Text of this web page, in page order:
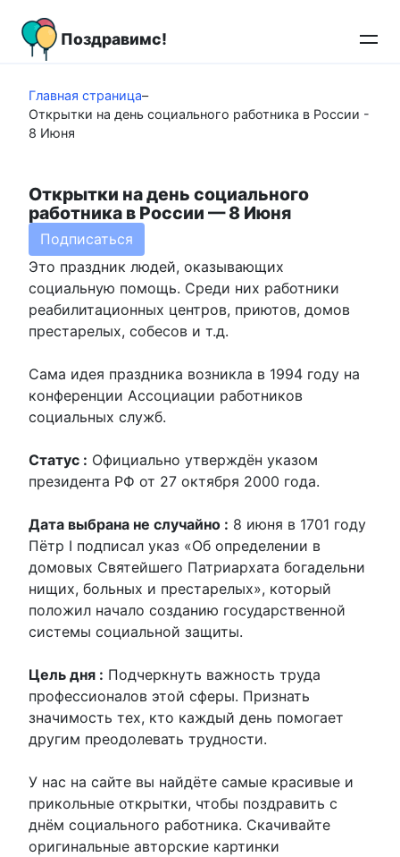
контенту
Поздравимс!
Главная страница–
Открытки на день социального работника в России -
8 Июня
Открытки на день социального
работника в России — 8 Июня
Подписаться
Это праздник людей, оказывающих
социальную помощь. Среди них работники
реабилитационных центров, приютов, домов
престарелых, собесов и т.д.
Сама идея праздника возникла в 1994 году на
конференции Ассоциации работников
социальных служб.
Статус : Официально утверждён указом
президента РФ от 27 октября 2000 года.
Дата выбрана не случайно : 8 июня в 1701 году
Пётр I подписал указ «Об определении в
домовых Святейшего Патриархата богадельни
нищих, больных и престарелых», который
положил начало созданию государственной
системы социальной защиты.
Цель дня : Подчеркнуть важность труда
профессионалов этой сферы. Признать
значимость тех, кто каждый день помогает
другим преодолевать трудности.
У нас на сайте вы найдёте самые красивые и
прикольные открытки, чтобы поздравить с
днём социального работника. Скачивайте
оригинальные авторские картинки